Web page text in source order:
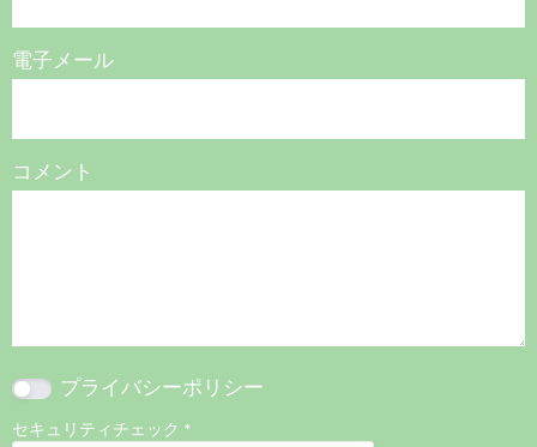
電子メール
コメント
プライバシーポリシー
セキュリティチェック *